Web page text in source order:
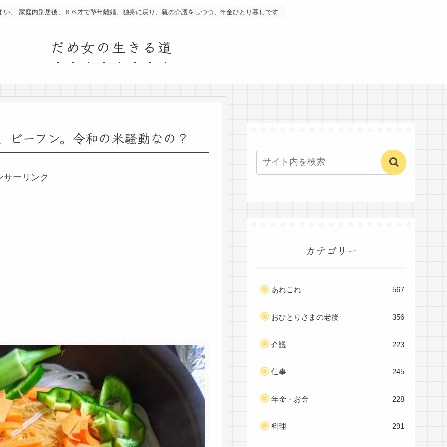
い、 家庭内別居後、６６才で塾年離婚、独身に戻り、親の介護をしつつ、年金ひとり暮しです
だめ女の生きる道
ーフン。令和の米騒動なの？
サーリンク
カテゴリー
あれこれ 567
おひとりさまの老後 356
介護 223
仕事 245
年金・お金 228
料理 291